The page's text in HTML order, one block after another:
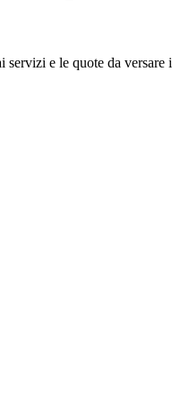
e le quote da